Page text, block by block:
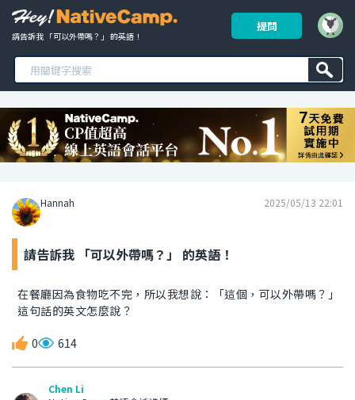
請告訴我 「可以外帶嗎？」 的英語！
提問
Hannah 2025/05/13 22:01
請告訴我 「可以外帶嗎？」 的英語！
在餐廳因為食物吃不完，所以我想說：「這個，可以外帶嗎？」
這句話的英文怎麼說？
0 614
Chen Li